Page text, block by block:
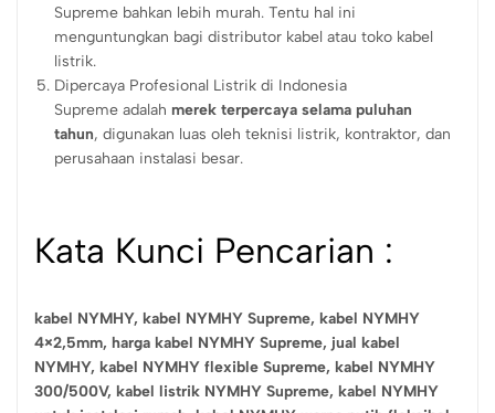
Supreme bahkan lebih murah. Tentu hal ini
menguntungkan bagi distributor kabel atau toko kabel
listrik.
Dipercaya Profesional Listrik di Indonesia
Supreme adalahmerek terpercaya selama puluhan
tahun, digunakan luas oleh teknisi listrik, kontraktor, dan
perusahaan instalasi besar.
Kata Kunci Pencarian :
kabel NYMHY, kabel NYMHY Supreme, kabel NYMHY
4×2,5mm, harga kabel NYMHY Supreme, jual kabel
NYMHY, kabel NYMHY flexible Supreme, kabel NYMHY
300/500V, kabel listrik NYMHY Supreme, kabel NYMHY